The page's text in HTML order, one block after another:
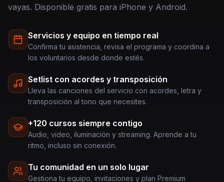
vayas. Disponible gratis para iPhone y Android.
Servicios y equipo en tiempo real
Confirma tu asistencia, revisa el programa y coordina a
los voluntarios desde donde estés.
Setlist con acordes y transposición
Lleva las canciones del servicio con acordes, letra y
transposición al tono que necesites.
+120 cursos siempre contigo
Audio, video, iluminación y streaming. Aprende a tu
ritmo, incluso sin conexión.
Tu comunidad en un solo lugar
Gestiona tu equipo, invitaciones y plan Premium